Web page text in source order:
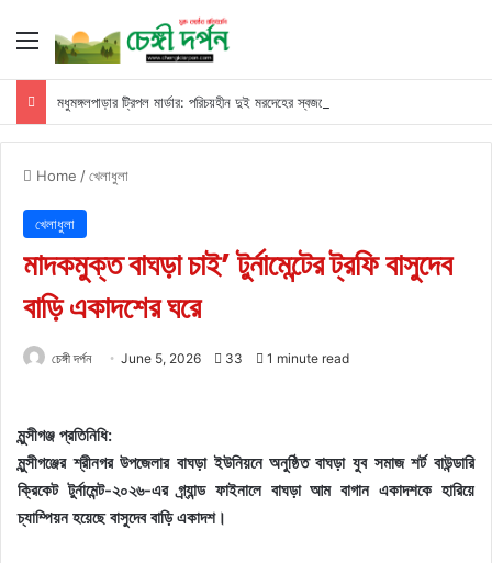
Menu
মধুমঙ্গলপাড়ার ট্রিপল মার্ডার: পরিচয়হীন দুই মরদেহের স্বজনের খোঁজ পুলিশের
Home /খেলাধুলা
খেলাধুলা
মাদকমুক্ত বাঘড়া চাই’ টুর্নামেন্টের ট্রফি বাসুদেব
বাড়ি একাদশের ঘরে
চেঙ্গী দর্পন June 5, 2026 33 1 minute read
মুন্সীগঞ্জ প্রতিনিধি:
মুন্সীগঞ্জের শ্রীনগর উপজেলার বাঘড়া ইউনিয়নে অনুষ্ঠিত বাঘড়া যুব সমাজ শর্ট বাউন্ডারি
ক্রিকেট টুর্নামেন্ট-২০২৬-এর গ্র্যান্ড ফাইনালে বাঘড়া আম বাগান একাদশকে হারিয়ে
চ্যাম্পিয়ন হয়েছে বাসুদেব বাড়ি একাদশ।